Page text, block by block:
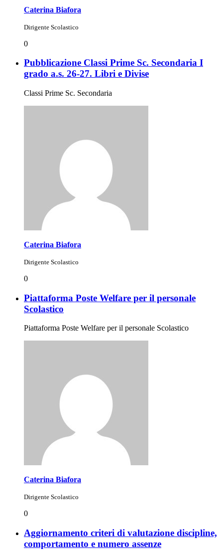
Caterina Biafora
Dirigente Scolastico
0
Pubblicazione Classi Prime Sc. Secondaria I
grado a.s. 26-27. Libri e Divise
Classi Prime Sc. Secondaria
Caterina Biafora
Dirigente Scolastico
0
Piattaforma Poste Welfare per il personale
Scolastico
Piattaforma Poste Welfare per il personale Scolastico
Caterina Biafora
Dirigente Scolastico
0
Aggiornamento criteri di valutazione discipline,
comportamento e numero assenze